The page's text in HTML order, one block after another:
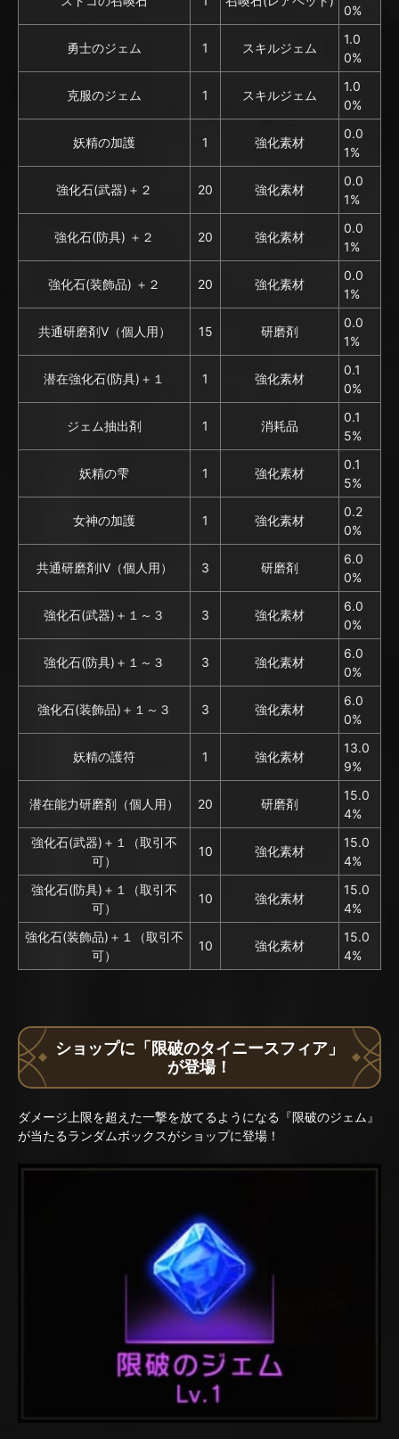
0%
勇士のジェム 1 スキルジェム
1.0
0%
克服のジェム 1 スキルジェム
1.0
0%
妖精の加護 1 強化素材
0.0
1%
強化石(武器)＋２ 20 強化素材
0.0
1%
強化石(防具) ＋２ 20 強化素材
0.0
1%
強化石(装飾品) ＋２ 20 強化素材
0.0
1%
共通研磨剤V（個人用） 15 研磨剤
0.0
1%
潜在強化石(防具)＋１ 1 強化素材
0.1
0%
ジェム抽出剤 1 消耗品
0.1
5%
妖精の雫 1 強化素材
0.1
5%
女神の加護 1 強化素材
0.2
0%
共通研磨剤IV（個人用） 3 研磨剤
6.0
0%
強化石(武器)＋１～３ 3 強化素材
6.0
0%
強化石(防具)＋１～３ 3 強化素材
6.0
0%
強化石(装飾品)＋１～３ 3 強化素材
6.0
0%
妖精の護符 1 強化素材
13.0
9%
潜在能力研磨剤（個人用） 20 研磨剤
15.0
4%
強化石(武器)＋１（取引不
可）
10 強化素材
15.0
4%
強化石(防具)＋１（取引不
可）
10 強化素材
15.0
4%
強化石(装飾品)＋１（取引不
可）
10 強化素材
15.0
4%
ショップに「限破のタイニースフィア」
が登場！
ダメージ上限を超えた一撃を放てるようになる『限破のジェム』
が当たるランダムボックスがショップに登場！